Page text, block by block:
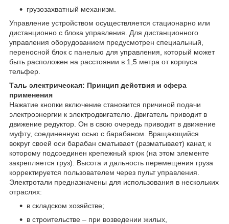
грузозахватный механизм.
Управление устройством осуществляется стационарно или
дистанционно с блока управления. Для дистанционного
управления оборудованием предусмотрен специальный,
переносной блок с панелью для управления, который может
быть расположен на расстоянии в 1,5 метра от корпуса
тельфер.
Таль электрическая: Принцип действия и сфера
применения
Нажатие кнопки включение становится причиной подачи
электроэнергии к электродвигателю. Двигатель приводит в
движение редуктор. Он в свою очередь приводит в движение
муфту, соединенную осью с барабаном. Вращающийся
вокруг своей оси барабан сматывает (разматывает) канат, к
которому подсоединен крепежный крюк (на этом элементе
закрепляется груз). Высота и дальность перемещения груза
корректируется пользователем через пульт управления.
Электротали предназначены для использования в нескольких
отраслях:
в складском хозяйстве;
в строительстве – при возведении жилых,